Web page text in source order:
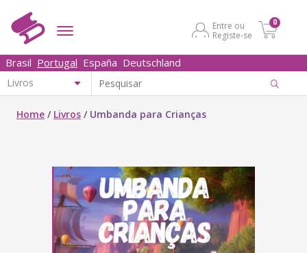
Entre ou
Registe-se
0
Brasil Portugal España Deutschland
Home / Livros / Umbanda para Crianças